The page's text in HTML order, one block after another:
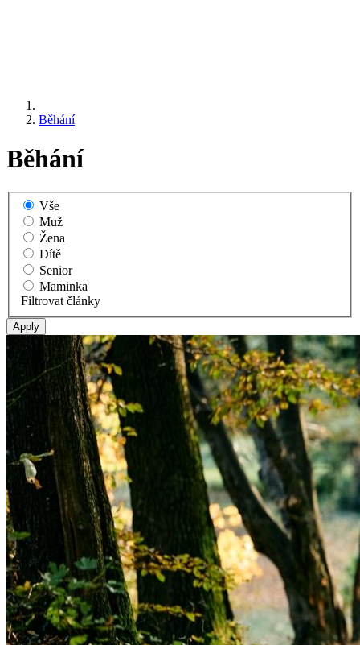
Běhání
Běhání
Vše
Muž
Žena
Dítě
Senior
Maminka
Filtrovat články